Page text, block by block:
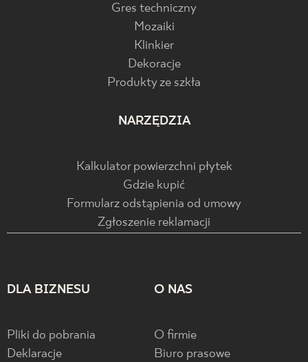
Gres techniczny
Mozaiki
Klinkier
Dekoracje
Produkty ze szkła
NARZĘDZIA
Kalkulator powierzchni płytek
Gdzie kupić
Formularz odstąpienia od umowy
Zgłoszenie reklamacji
DLA BIZNESU
Pliki do pobrania
Deklaracje
O NAS
O firmie
Biuro prasowe